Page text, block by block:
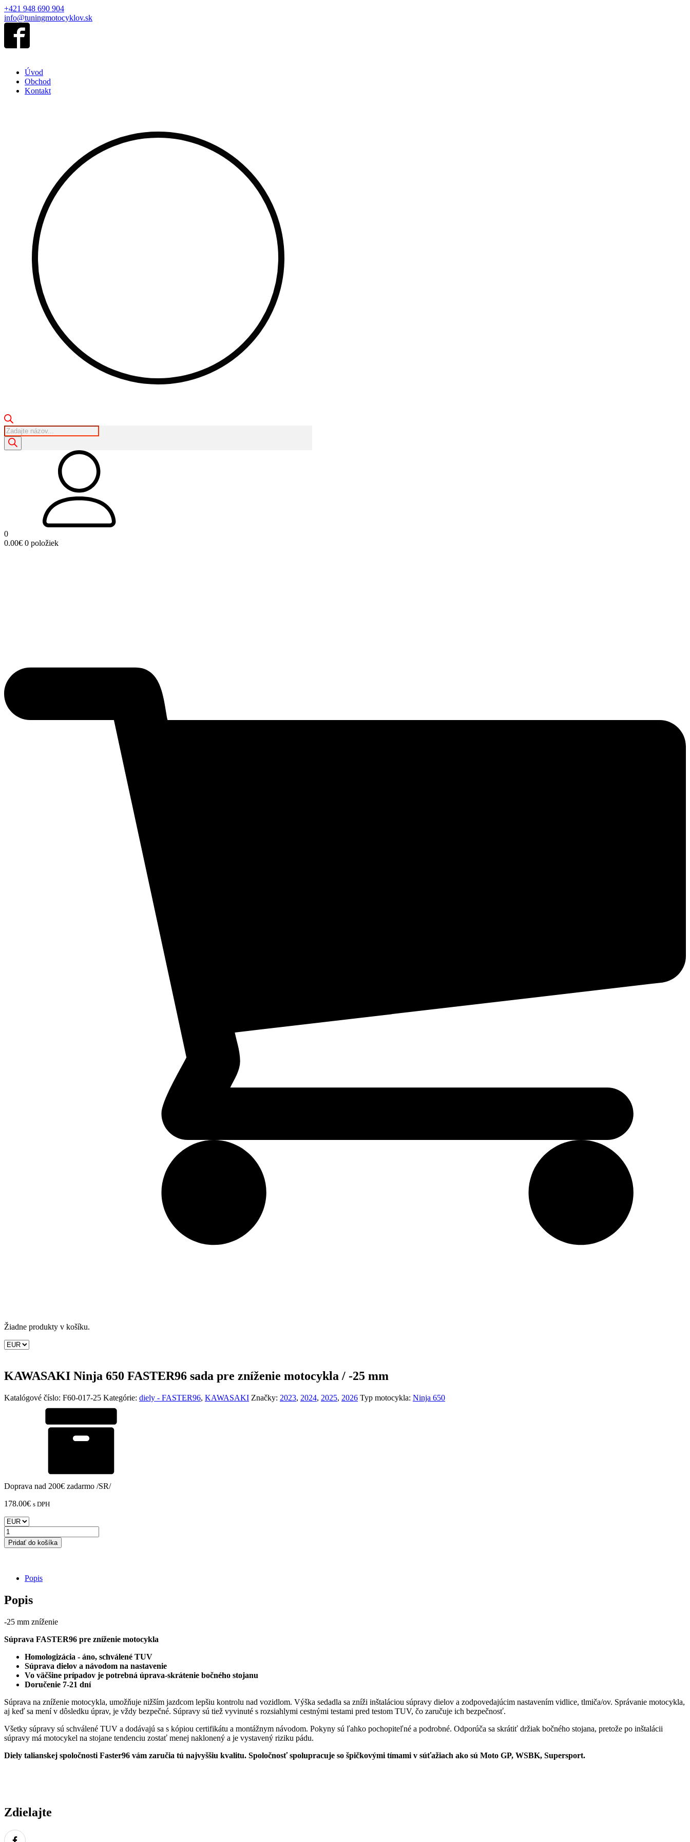
+421 948 690 904
info@tuningmotocyklov.sk
Úvod
Obchod
Kontakt
Products
search
0
0.00€ 0 položiek
Žiadne produkty v košíku.
KAWASAKI Ninja 650 FASTER96 sada pre zníženie motocykla / -25 mm
Katalógové číslo: F60-017-25 Kategórie: diely - FASTER96, KAWASAKI Značky: 2023, 2024, 2025, 2026 Typ motocykla: Ninja 650
Doprava nad 200€ zadarmo /SR/
178.00€ s DPH
množstvo
KAWASAKI
Ninja
sada
zníženie
motocykla
-25
Pridať do košíka
Popis
Popis
-25 mm zníženie
Súprava FASTER96 pre zníženie motocykla
Homologizácia - áno, schválené TUV
Súprava dielov a návodom na nastavenie
Vo väčšine prípadov je potrebná úprava-skrátenie bočného stojanu
Doručenie 7-21 dní
Súprava na zníženie motocykla, umožňuje nižším jazdcom lepšiu kontrolu nad vozidlom. Výška sedadla sa zníži inštaláciou súpravy dielov a zodpovedajúcim nastavením vidlice, tlmiča/ov. Správanie motocykla,
aj keď sa mení v dôsledku úprav, je vždy bezpečné. Súpravy sú tiež vyvinuté s rozsiahlymi cestnými testami pred testom TUV, čo zaručuje ich bezpečnosť.
Všetky súpravy sú schválené TUV a dodávajú sa s kópiou certifikátu a montážnym návodom. Pokyny sú ľahko pochopiteľné a podrobné. Odporúča sa skrátiť držiak bočného stojana, pretože po inštalácii
súpravy má motocykel na stojane tendenciu zostať menej naklonený a je vystavený riziku pádu.
Diely talianskej spoločnosti Faster96 vám zaručia tú najvyššiu kvalitu. Spoločnosť spolupracuje so špičkovými tímami v súťažiach ako sú Moto GP, WSBK, Supersport.
Zdielajte